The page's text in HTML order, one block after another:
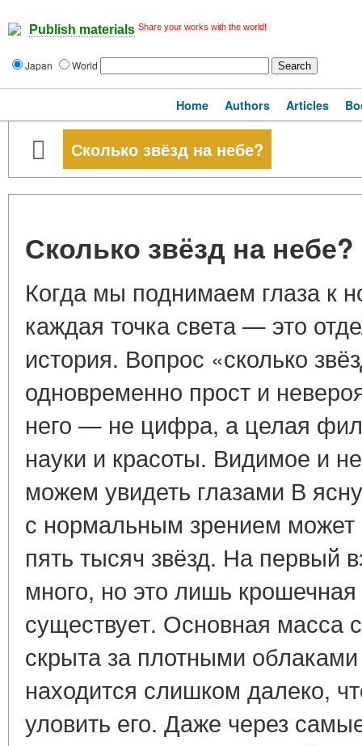
Publish materials Share your works with the world!
Japan World
Home Authors Articles
Сколько звёзд на небе?
Сколько звёзд на небе?
Когда мы поднимаем глаза к
каждая точка света — это
история. Вопрос «сколько
одновременно прост и
него — не цифра, а целая
науки и красоты. Видимое и
можем увидеть глазами В
с нормальным зрением может
пять тысяч звёзд. На первый
много, но это лишь крошечная
существует. Основная масса
скрыта за плотными
находится слишком далеко,
уловить его. Даже через